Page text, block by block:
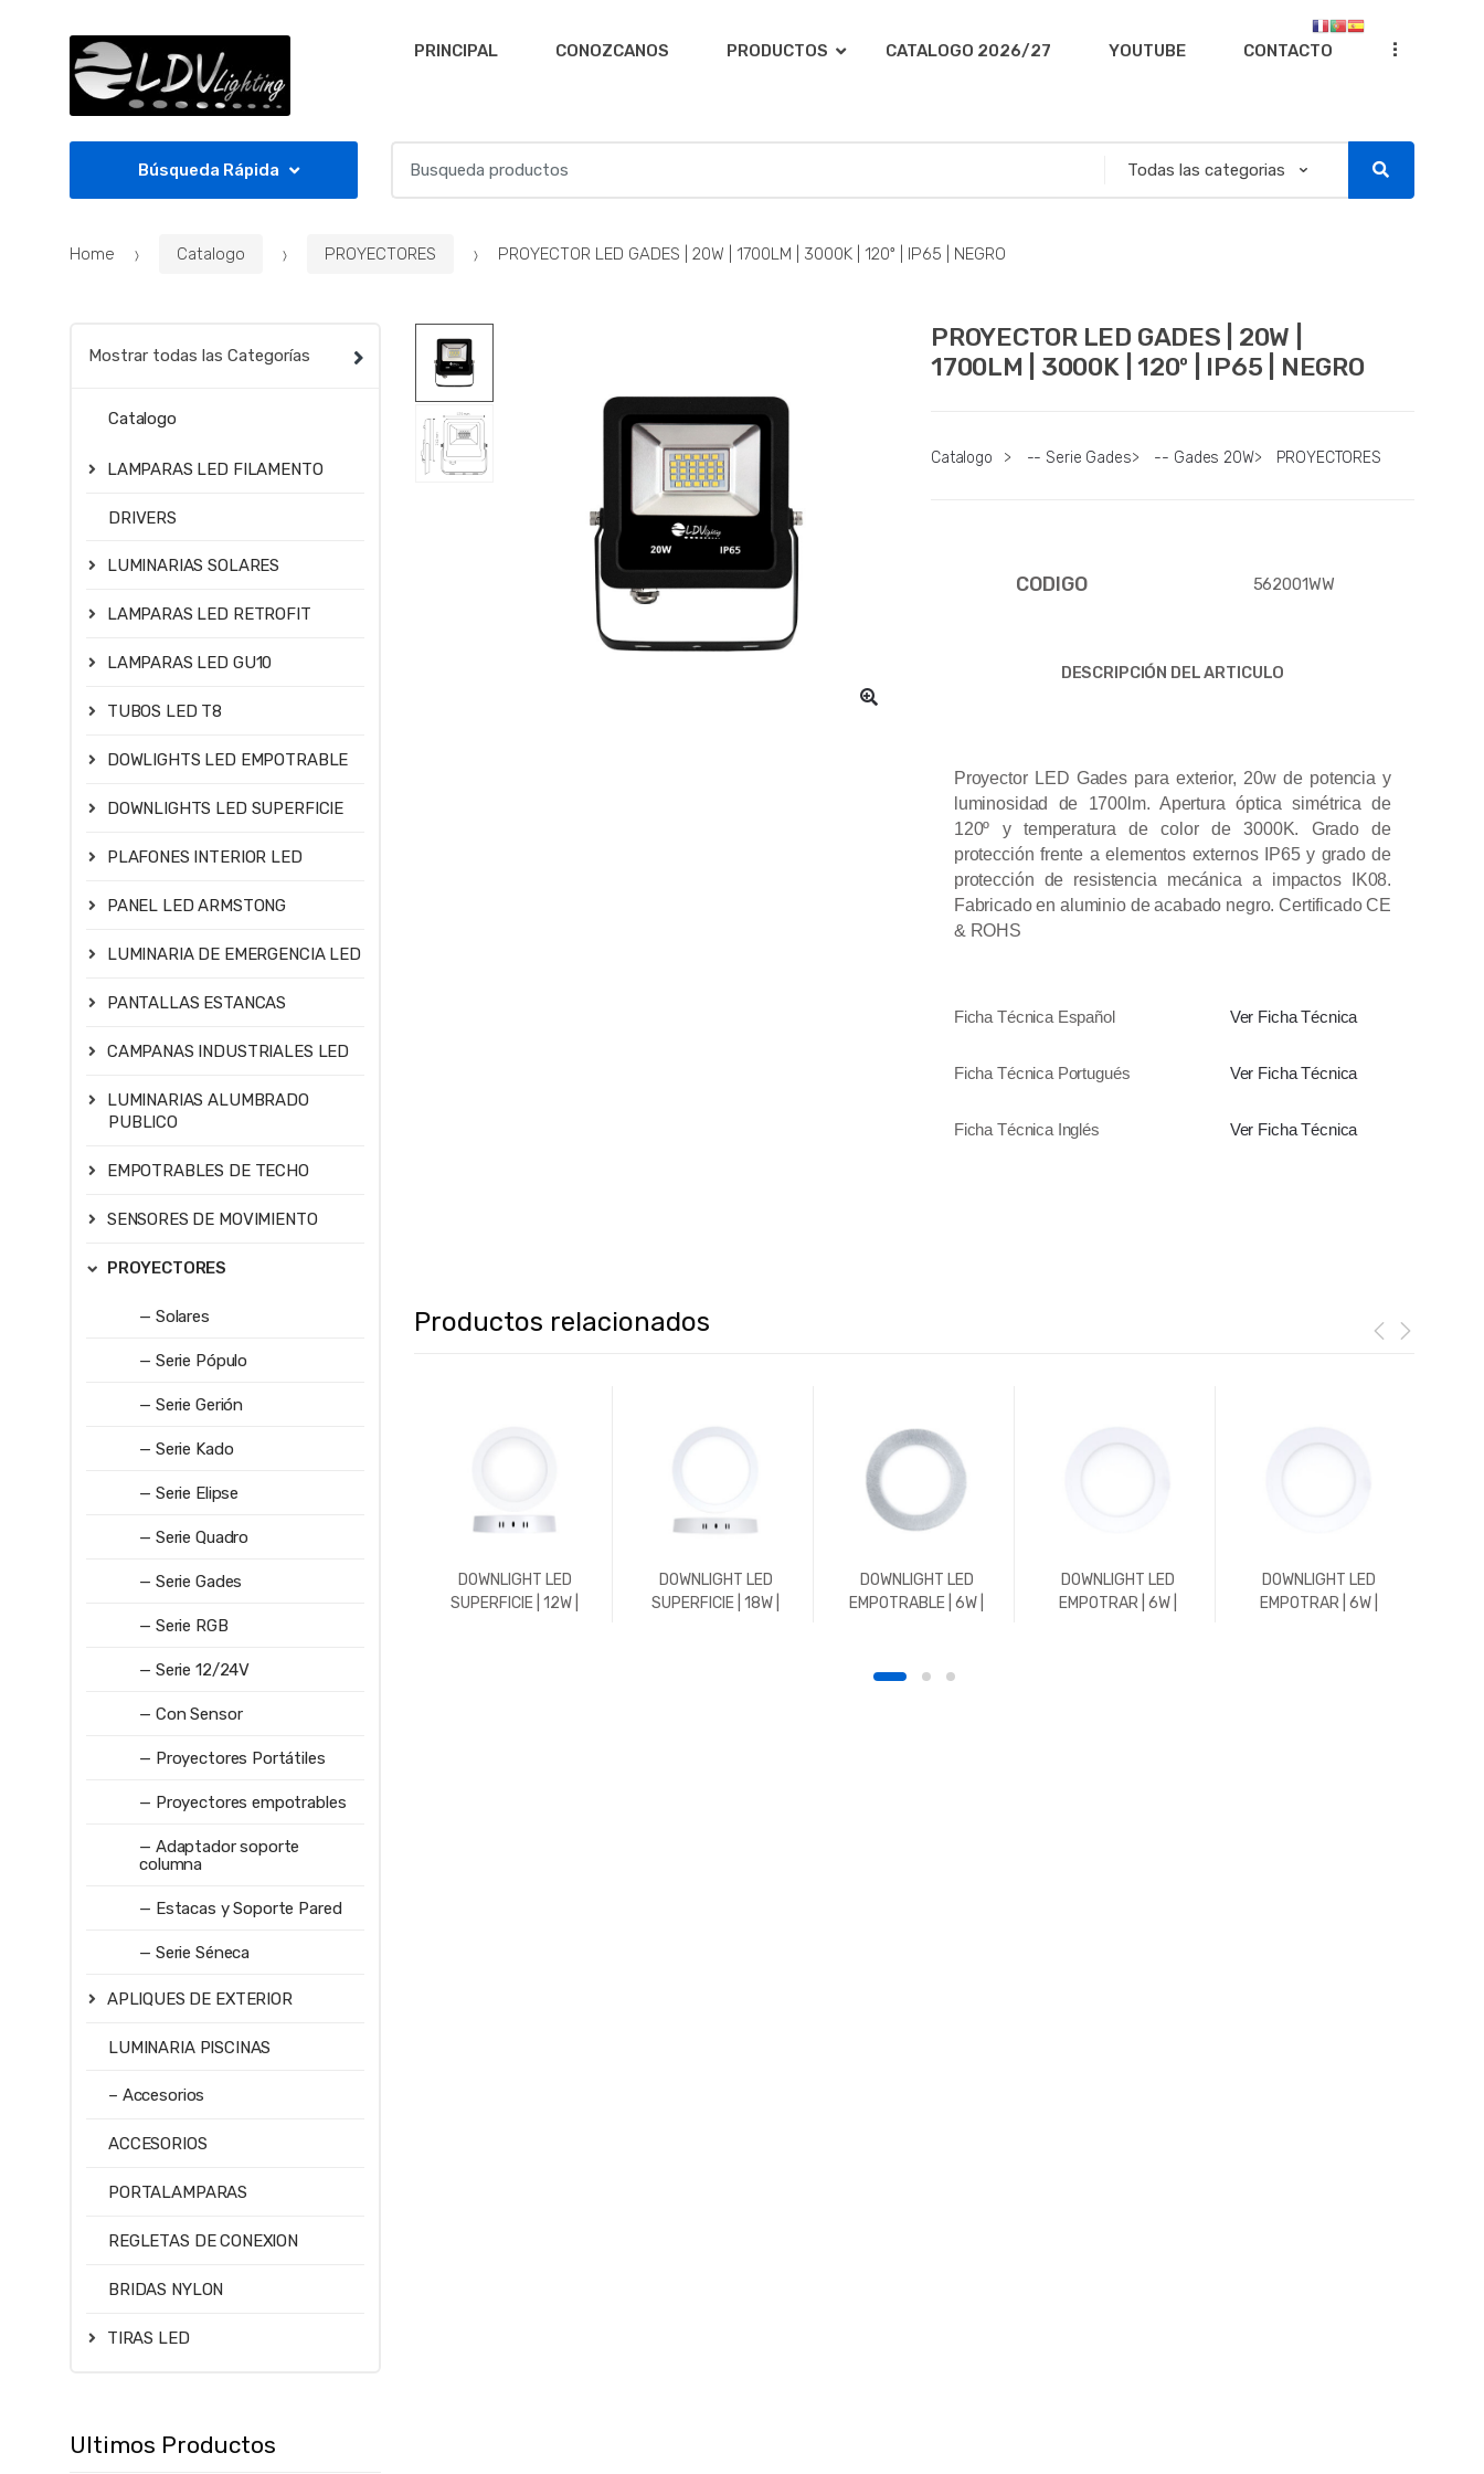
PRINCIPAL CONOZCANOS PRODUCTOS CATALOGO 2026/27 YOUTUBE CONTACTO ...
Búsqueda Rápida
c
Home Catalogo PROYECTORES PROYECTOR LED GADES | 20W | 1700LM | 3000K | 120º | IP65 | NEGRO
PROYECTOR LED GADES | 20W |
1700LM | 3000K | 120º | IP65 | NEGRO
Catalogo > -- Serie Gades> -- Gades 20W> PROYECTORES
CODIGO 562001WW
DESCRIPCIÓN DEL ARTICULO
Proyector LED Gades para exterior, 20w de potencia y
luminosidad de 1700lm. Apertura óptica simétrica de
120º y temperatura de color de 3000K. Grado de
protección frente a elementos externos IP65 y grado de
protección de resistencia mecánica a impactos IK08.
Fabricado en aluminio de acabado negro. Certificado CE
& ROHS
Ficha Técnica Español Ver Ficha Técnica
Ficha Técnica Portugués Ver Ficha Técnica
Ficha Técnica Inglés Ver Ficha Técnica
Productos relacionados
DOWNLIGHT LED
SUPERFICIE | 12W |
DOWNLIGHT LED
SUPERFICIE | 18W |
DOWNLIGHT LED
EMPOTRABLE | 6W |
DOWNLIGHT LED
EMPOTRAR | 6W |
DOWNLIGHT LED
EMPOTRAR | 6W |
Mostrar todas las Categorías
Catalogo
LAMPARAS LED FILAMENTO
DRIVERS
LUMINARIAS SOLARES
LAMPARAS LED RETROFIT
LAMPARAS LED GU10
TUBOS LED T8
DOWLIGHTS LED EMPOTRABLE
DOWNLIGHTS LED SUPERFICIE
PLAFONES INTERIOR LED
PANEL LED ARMSTONG
LUMINARIA DE EMERGENCIA LED
PANTALLAS ESTANCAS
CAMPANAS INDUSTRIALES LED
LUMINARIAS ALUMBRADO
PUBLICO
EMPOTRABLES DE TECHO
SENSORES DE MOVIMIENTO
PROYECTORES
— Solares
— Serie Pópulo
— Serie Gerión
— Serie Kado
— Serie Elipse
— Serie Quadro
— Serie Gades
— Serie RGB
— Serie 12/24V
— Con Sensor
— Proyectores Portátiles
— Proyectores empotrables
— Adaptador soporte
columna
— Estacas y Soporte Pared
— Serie Séneca
APLIQUES DE EXTERIOR
LUMINARIA PISCINAS
– Accesorios
ACCESORIOS
PORTALAMPARAS
REGLETAS DE CONEXION
BRIDAS NYLON
TIRAS LED
Ultimos Productos